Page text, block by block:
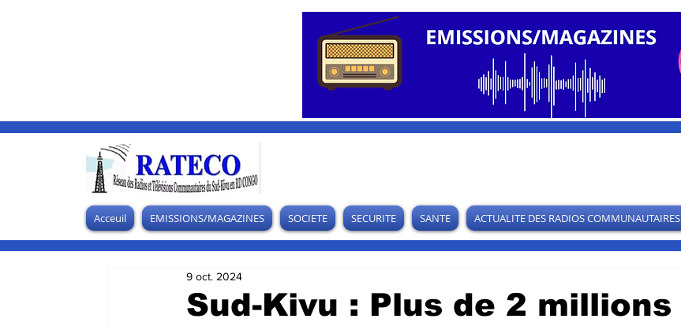
Acceuil EMISSIONS/MAGAZINES SOCIETE SECURITE SANTE ACTUALITE DES RADIOS COMMUNAUTAIRES
Sud-Kivu : Plus de 2 millions
9 oct. 2024